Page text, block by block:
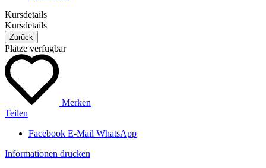
Kursdetails
Kursdetails
Zurück
Plätze verfügbar
Merken
Teilen
Facebook E-Mail WhatsApp
Informationen drucken